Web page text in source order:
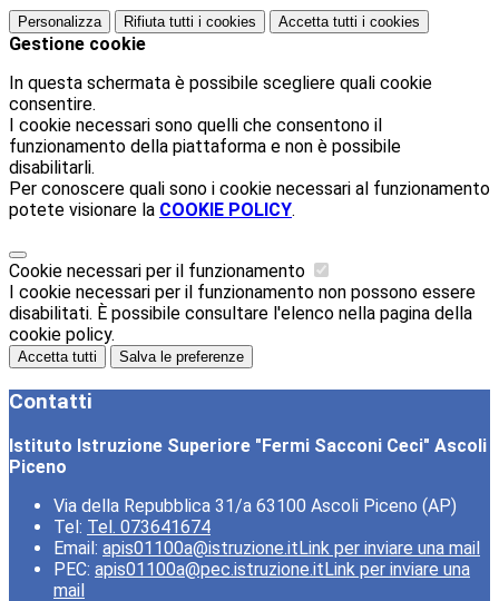
Personalizza Rifiuta tutti i cookies Accetta tutti i cookies
Gestione cookie
In questa schermata è possibile scegliere quali cookie
consentire.
I cookie necessari sono quelli che consentono il
funzionamento della piattaforma e non è possibile
disabilitarli.
Per conoscere quali sono i cookie necessari al funzionamento
potete visionare la COOKIE POLICY.
Cookie necessari per il funzionamento
I cookie necessari per il funzionamento non possono essere
disabilitati. È possibile consultare l'elenco nella pagina della
cookie policy.
Accetta tutti Salva le preferenze
Contatti
Istituto Istruzione Superiore "Fermi Sacconi Ceci" Ascoli
Piceno
Via della Repubblica 31/a 63100 Ascoli Piceno (AP)
Tel: Tel. 073641674
Email: apis01100a@istruzione.itLink per inviare una mail
PEC: apis01100a@pec.istruzione.itLink per inviare una
mail